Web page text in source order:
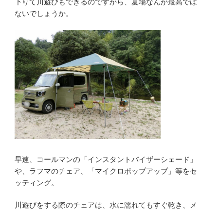
ないでしょうか。
早速、コールマンの「インスタントバイザーシェード」
や、ラフマのチェア、「マイクロポップアップ」等をセ
ッティング。
川遊びをする際のチェアは、水に濡れてもすぐ乾き、メ